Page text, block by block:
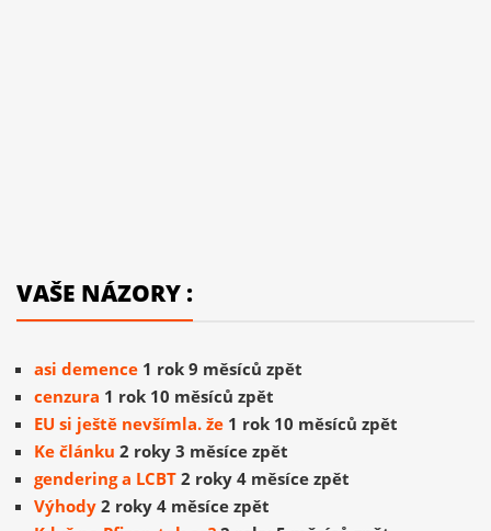
VAŠE NÁZORY :
asi demence 1 rok 9 měsíců zpět
cenzura 1 rok 10 měsíců zpět
EU si ještě nevšímla. že 1 rok 10 měsíců zpět
Ke článku 2 roky 3 měsíce zpět
gendering a LCBT 2 roky 4 měsíce zpět
Výhody 2 roky 4 měsíce zpět